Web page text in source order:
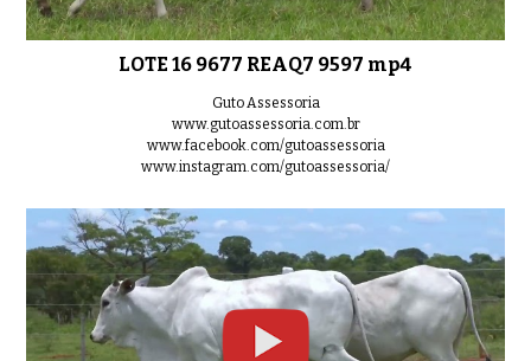
LOTE 16 9677 REAQ7 9597 mp4
Guto Assessoria
www.gutoassessoria.com.br
www.facebook.com/gutoassessoria
www.instagram.com/gutoassessoria/